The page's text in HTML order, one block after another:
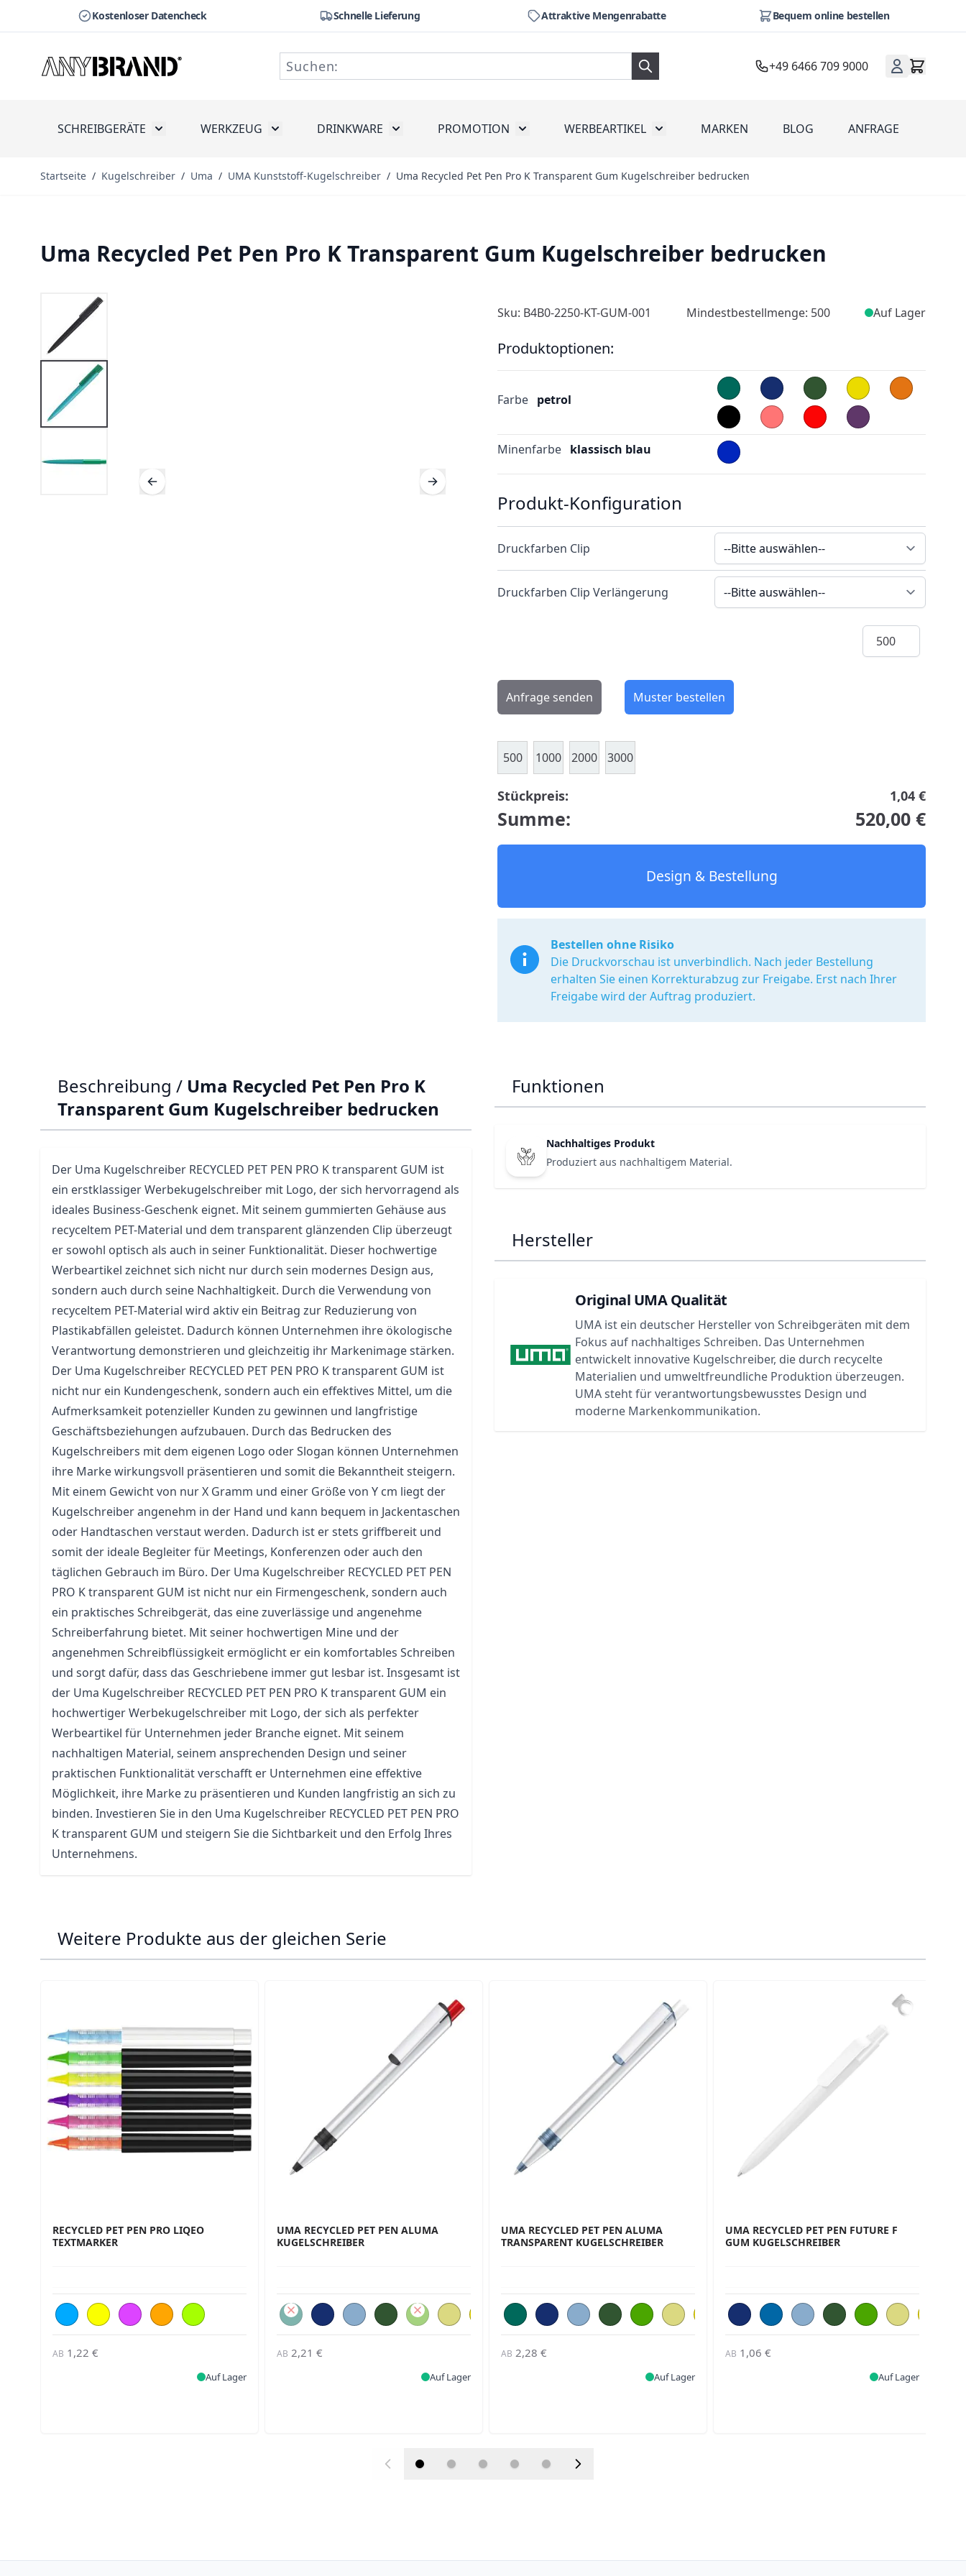
Kostenloser Datencheck Schnelle Lieferung Attraktive Mengenrabatte Bequem online bestellen
+49 6466 709 9000
SCHREIBGERÄTE Toggle submenu for Schreibgeräte
WERKZEUG Toggle submenu for Werkzeug
DRINKWARE Toggle submenu for Drinkware
PROMOTION Toggle submenu for Promotion
WERBEARTIKEL Toggle submenu for Werbeartikel
MARKEN BLOG ANFRAGE
Startseite / Kugelschreiber / Uma / UMA Kunststoff-Kugelschreiber / Uma Recycled Pet Pen Pro K Transparent Gum Kugelschreiber bedrucken
Uma Recycled Pet Pen Pro K Transparent Gum Kugelschreiber bedrucken
Sku: B4B0-2250-KT-GUM-001 Mindestbestellmenge: 500 Auf Lager
Produktoptionen:
Farbe petrol
Minenfarbe klassisch blau
Produkt-Konfiguration
Druckfarben Clip
Druckfarben Clip Verlängerung
Menge
Anfrage senden Muster bestellen
500 1000 2000 3000
Stückpreis: 1,04 €
Summe: 520,00 €
Design & Bestellung
Bestellen ohne Risiko
Die Druckvorschau ist unverbindlich. Nach jeder Bestellung
erhalten Sie einen Korrekturabzug zur Freigabe. Erst nach Ihrer
Freigabe wird der Auftrag produziert.
Beschreibung / Uma Recycled Pet Pen Pro K
Transparent Gum Kugelschreiber bedrucken
Der Uma Kugelschreiber RECYCLED PET PEN PRO K transparent GUM ist
ein erstklassiger Werbekugelschreiber mit Logo, der sich hervorragend als
ideales Business-Geschenk eignet. Mit seinem gummierten Gehäuse aus
recyceltem PET-Material und dem transparent glänzenden Clip überzeugt
er sowohl optisch als auch in seiner Funktionalität. Dieser hochwertige
Werbeartikel zeichnet sich nicht nur durch sein modernes Design aus,
sondern auch durch seine Nachhaltigkeit. Durch die Verwendung von
recyceltem PET-Material wird aktiv ein Beitrag zur Reduzierung von
Plastikabfällen geleistet. Dadurch können Unternehmen ihre ökologische
Verantwortung demonstrieren und gleichzeitig ihr Markenimage stärken.
Der Uma Kugelschreiber RECYCLED PET PEN PRO K transparent GUM ist
nicht nur ein Kundengeschenk, sondern auch ein effektives Mittel, um die
Aufmerksamkeit potenzieller Kunden zu gewinnen und langfristige
Geschäftsbeziehungen aufzubauen. Durch das Bedrucken des
Kugelschreibers mit dem eigenen Logo oder Slogan können Unternehmen
ihre Marke wirkungsvoll präsentieren und somit die Bekanntheit steigern.
Mit einem Gewicht von nur X Gramm und einer Größe von Y cm liegt der
Kugelschreiber angenehm in der Hand und kann bequem in Jackentaschen
oder Handtaschen verstaut werden. Dadurch ist er stets griffbereit und
somit der ideale Begleiter für Meetings, Konferenzen oder auch den
täglichen Gebrauch im Büro. Der Uma Kugelschreiber RECYCLED PET PEN
PRO K transparent GUM ist nicht nur ein Firmengeschenk, sondern auch
ein praktisches Schreibgerät, das eine zuverlässige und angenehme
Schreiberfahrung bietet. Mit seiner hochwertigen Mine und der
angenehmen Schreibflüssigkeit ermöglicht er ein komfortables Schreiben
und sorgt dafür, dass das Geschriebene immer gut lesbar ist. Insgesamt ist
der Uma Kugelschreiber RECYCLED PET PEN PRO K transparent GUM ein
hochwertiger Werbekugelschreiber mit Logo, der sich als perfekter
Werbeartikel für Unternehmen jeder Branche eignet. Mit seinem
nachhaltigen Material, seinem ansprechenden Design und seiner
praktischen Funktionalität verschafft er Unternehmen eine effektive
Möglichkeit, ihre Marke zu präsentieren und Kunden langfristig an sich zu
binden. Investieren Sie in den Uma Kugelschreiber RECYCLED PET PEN PRO
K transparent GUM und steigern Sie die Sichtbarkeit und den Erfolg Ihres
Unternehmens.
Funktionen
Nachhaltiges Produkt
Produziert aus nachhaltigem Material.
Hersteller
Original UMA Qualität
UMA ist ein deutscher Hersteller von Schreibgeräten mit dem
Fokus auf nachhaltiges Schreiben. Das Unternehmen
entwickelt innovative Kugelschreiber, die durch recycelte
Materialien und umweltfreundliche Produktion überzeugen.
UMA steht für verantwortungsbewusstes Design und
moderne Markenkommunikation.
Weitere Produkte aus der gleichen Serie
RECYCLED PET PEN PRO LIQEO
TEXTMARKER
AB 1,22 €
Auf Lager
UMA RECYCLED PET PEN ALUMA
KUGELSCHREIBER
AB 2,21 €
Auf Lager
UMA RECYCLED PET PEN ALUMA
TRANSPARENT KUGELSCHREIBER
AB 2,28 €
Auf Lager
UMA RECYCLED PET PEN FUTURE F
GUM KUGELSCHREIBER
AB 1,06 €
Auf Lager